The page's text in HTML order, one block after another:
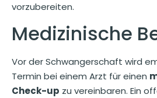
vorzubereiten.
Medizinische
Vor der Schwangerschaft wird
Termin bei einem Arzt für einen
Check-up zu vereinbaren. Ein